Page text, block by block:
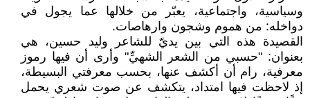
وسياسية، واجتماعية، يعبّر من خلالها عما يجول في
دواخله: من هموم وشجون وارهاصات.
القصيدة هذه التي بين يديّ للشاعر وليد حسين، هي
بعنوان: "حسبي من الشعر الشهيِّ" وأرى أن فيها رموز
معرفية، رام أن أكشف عنها، بحسب معرفتي البسيطة،
إذ لاحظت فيها امتداد، يتكشف عن صوت شعري يحمل